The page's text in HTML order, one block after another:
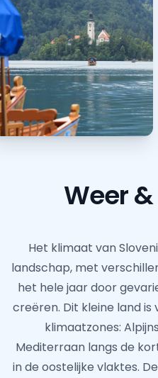
Weer
Het klimaat van
landschap, met
het hele jaar door
creëren. Dit kleine land
klimaatzones:
Mediterraan langs de
in de oostelijke vlaktes.